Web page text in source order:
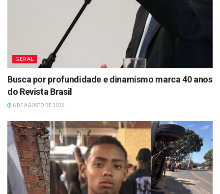
GERAL
Busca por profundidade e dinamismo marca 40 anos
do Revista Brasil
6 DE AGOSTO DE 2026